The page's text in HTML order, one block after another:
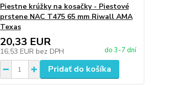
Piestne krúžky na kosačky - Piestové
prstene NAC T475 65 mm Riwall AMA
Texas
20,33 EUR
16,53 EUR bez DPH do 3-7 dní
Pridať do košíka